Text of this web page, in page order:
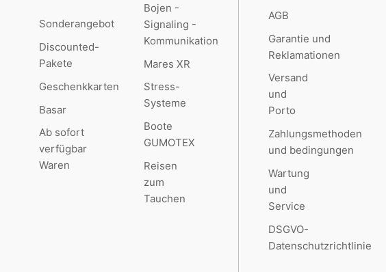
Sonderangebot
Discounted-
Pakete
Geschenkkarten
Basar
Ab sofort
verfügbar
Waren
Bojen -
Signaling -
Kommunikation
Mares XR
Stress-
Systeme
Boote
GUMOTEX
Reisen
zum
Tauchen
AGB
Garantie und
Reklamationen
Versand
und
Porto
Zahlungsmethoden
und bedingungen
Wartung
und
Service
DSGVO-
Datenschutzrichtlinie